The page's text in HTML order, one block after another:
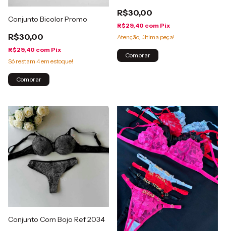
Conjunto Bicolor Promo
R$30,00
R$29,40 com Pix
Só restam 4em estoque!
Comprar
R$30,00
R$29,40 com Pix
Atenção, última peça!
Comprar
Conjunto Com Bojo Ref 2034